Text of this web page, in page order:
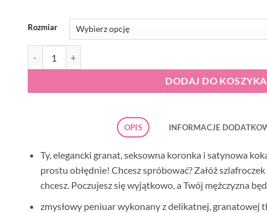
Rozmiar
DODAJ DO KOSZYKA
OPIS INFORMACJE
Ty, elegancki granat, seksowna koronka i satynowa
prostu obłędnie! Chcesz spróbować? Załóż
chcesz. Poczujesz się wyjątkowo, a Twój mężczyzna
zmysłowy peniuar wykonany z delikatnej, granatowej